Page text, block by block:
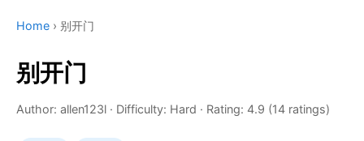
Home › 别开门
别开门
Author: allen123l · Difficulty: Hard · Rating: 4.9 (14 ratings)